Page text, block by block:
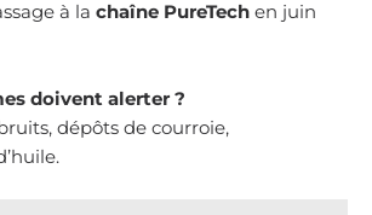
à la chaîne PureTech en juin
doivent alerter ?
dépôts de courroie,